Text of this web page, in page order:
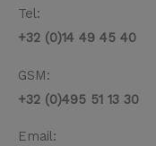
Tel:
+32 (0)14 49 45 40
GSM:
+32 (0)495 51 13 30
Email: